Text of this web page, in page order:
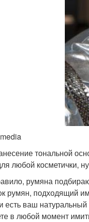
тональной
любой косметички,
румяна
румян, подходящий
есть ваш
в любой момент